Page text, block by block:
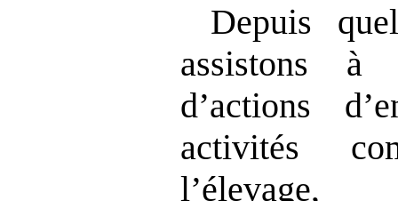
Depuis
assistons à
d’actions
activités